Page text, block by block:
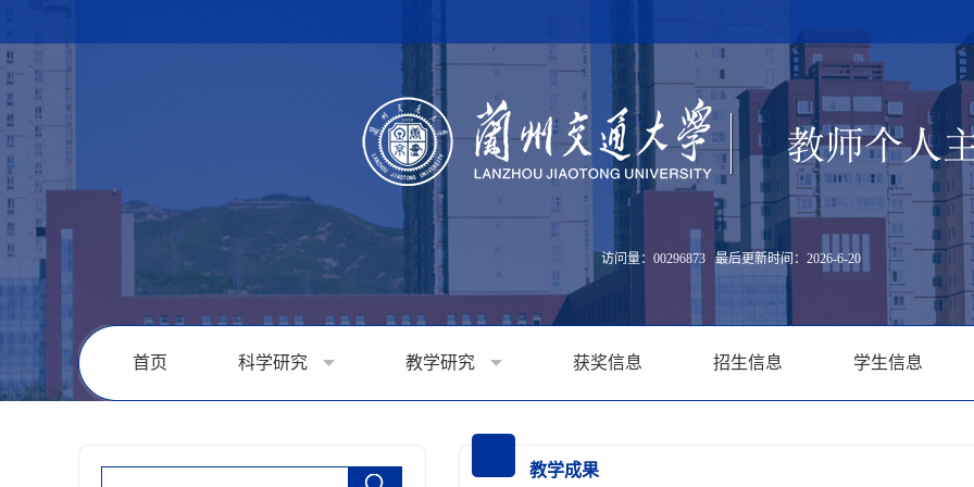
访问量： 00296873 最后更新时间： 2026-6-20
首页 科学研究 教学研究 获奖信息 招生信息 学生信息
教学成果